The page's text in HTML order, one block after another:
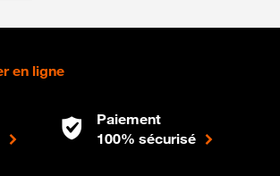
en ligne
Paiement
100% sécurisé